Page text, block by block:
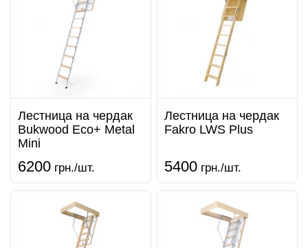
Лестница на чердак
Bukwood Eco+ Metal
Mini
6200 грн./шт.
Лестница на чердак
Fakro LWS Plus
5400 грн./шт.